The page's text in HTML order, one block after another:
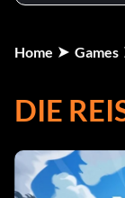
Home Games
DIE